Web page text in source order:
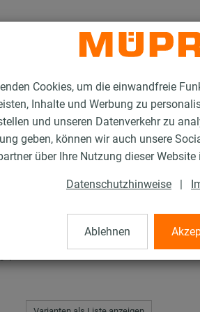
Cookies, um die einwandfreie
Inhalte und Werbung zu
und unseren Datenverkehr zu
geben, können wir auch unsere
über Ihre Nutzung dieser
Datenschutzhinweise |
Ablehnen
Montageteile Grundplatten mit Muffe
1"